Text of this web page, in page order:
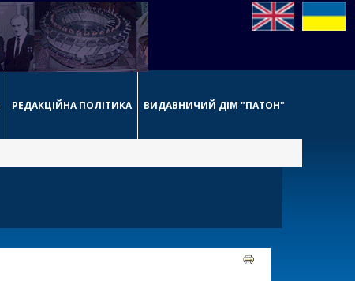
РЕДАКЦІЙНА ПОЛІТИКА ВИДАВНИЧИЙ ДІМ "ПАТОН"